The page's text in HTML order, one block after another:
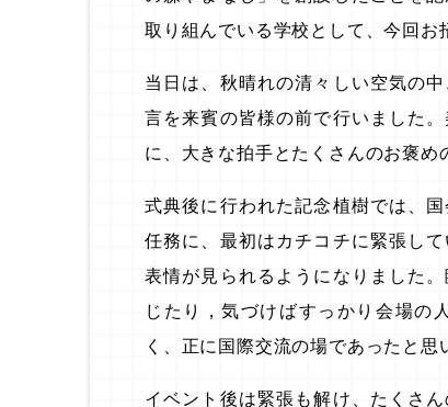
取り組んでいる学校として、今回お
当日は、秋晴れの清々しい空気の
言を来賓の皆様の前で行いました
に、大きな拍手とたくさんのお褒め
式典後に行われた記念植樹では、
任務に、最初はカチコチに緊張し
表情が見られるようになりました
じたり，気づけばすっかり会場の
く、正に国際交流の場であったと思
イベント後は緊張も解け、たくさ